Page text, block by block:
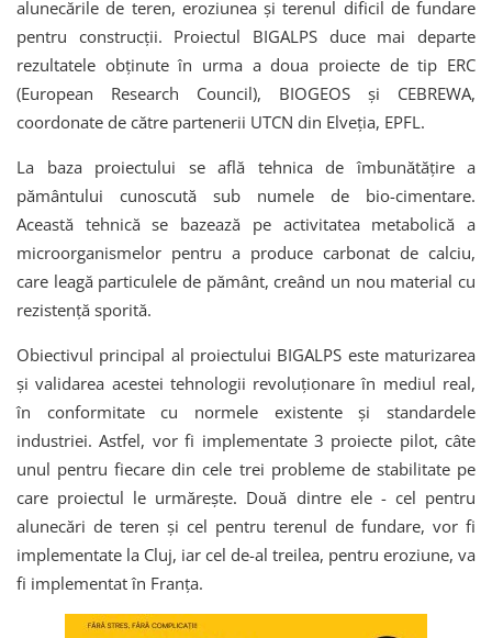
alunecările de teren, eroziunea și terenul dificil de fundare
pentru construcții. Proiectul BIGALPS duce mai departe
rezultatele obținute în urma a doua proiecte de tip ERC
(European Research Council), BIOGEOS și CEBREWA,
coordonate de către partenerii UTCN din Elveția, EPFL.
La baza proiectului se află tehnica de îmbunătățire a
pământului cunoscută sub numele de bio-cimentare.
Această tehnică se bazează pe activitatea metabolică a
microorganismelor pentru a produce carbonat de calciu,
care leagă particulele de pământ, creând un nou material cu
rezistență sporită.
Obiectivul principal al proiectului BIGALPS este maturizarea
și validarea acestei tehnologii revoluționare în mediul real,
în conformitate cu normele existente și standardele
industriei. Astfel, vor fi implementate 3 proiecte pilot, câte
unul pentru fiecare din cele trei probleme de stabilitate pe
care proiectul le urmărește. Două dintre ele - cel pentru
alunecări de teren și cel pentru terenul de fundare, vor fi
implementate la Cluj, iar cel de-al treilea, pentru eroziune, va
fi implementat în Franța.